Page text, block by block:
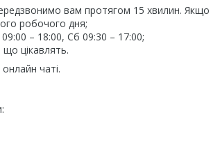
вам протягом 15 хвилин.
робочого дня;
– 18:00, Сб 09:30 – 17:00;
цікавлять.
чаті.